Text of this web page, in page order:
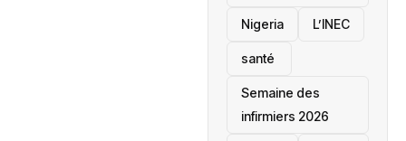
‎Nigeria L’INEC
santé ‎
Semaine des
infirmiers 2026